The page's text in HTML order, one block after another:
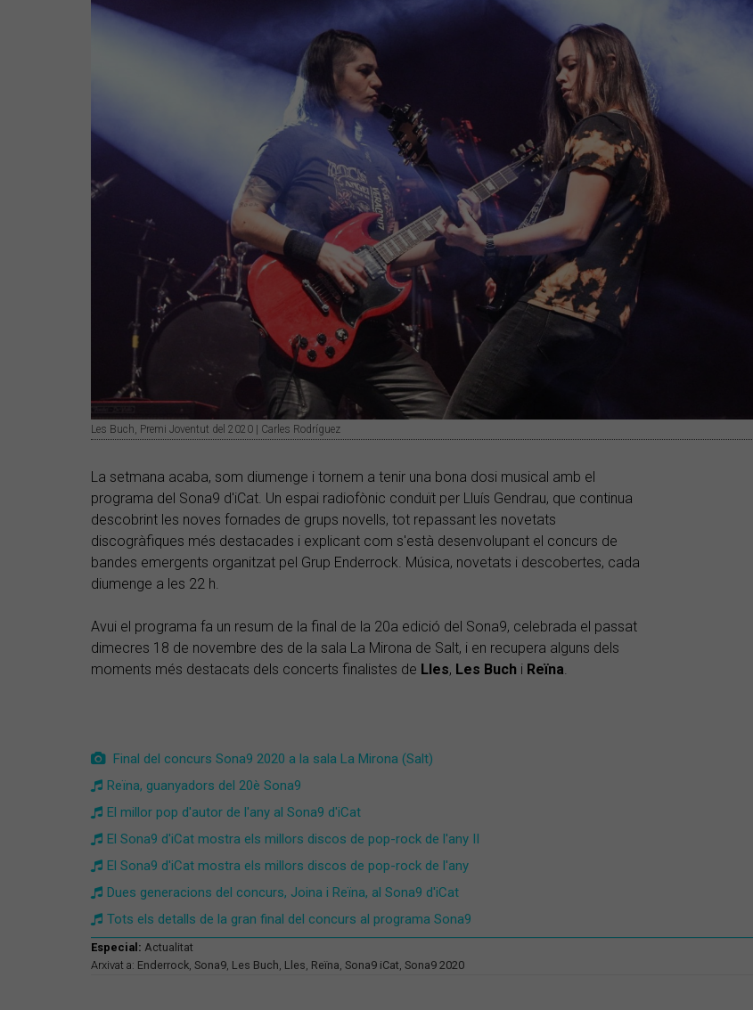
Les Buch, Premi Joventut del 2020 | Carles Rodríguez
La setmana acaba, som diumenge i tornem a tenir una bona dosi musical amb el
programa del Sona9 d'iCat. Un espai radiofònic conduït per Lluís Gendrau, que continua
descobrint les noves fornades de grups novells, tot repassant les novetats
discogràfiques més destacades i explicant com s'està desenvolupant el concurs de
bandes emergents organitzat pel Grup Enderrock. Música, novetats i descobertes, cada
diumenge a les 22 h.
Avui el programa fa un resum de la final de la 20a edició del Sona9, celebrada el passat
dimecres 18 de novembre des de la sala La Mirona de Salt, i en recupera alguns dels
moments més destacats dels concerts finalistes de Lles, Les Buch i Reïna.
Final del concurs Sona9 2020 a la sala La Mirona (Salt)
Reïna, guanyadors del 20è Sona9
El millor pop d'autor de l'any al Sona9 d'iCat
El Sona9 d'iCat mostra els millors discos de pop-rock de l'any II
El Sona9 d'iCat mostra els millors discos de pop-rock de l'any
Dues generacions del concurs, Joina i Reïna, al Sona9 d'iCat
Tots els detalls de la gran final del concurs al programa Sona9
Especial: Actualitat
Arxivat a: Enderrock Sona9 Les Buch Lles Reïna Sona9 iCat Sona9 2020